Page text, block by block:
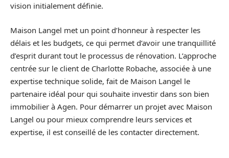
vision initialement définie.
Maison Langel met un point d’honneur à respecter les
délais et les budgets, ce qui permet d’avoir une tranquillité
d’esprit durant tout le processus de rénovation. L’approche
centrée sur le client de Charlotte Robache, associée à une
expertise technique solide, fait de Maison Langel le
partenaire idéal pour qui souhaite investir dans son bien
immobilier à Agen. Pour démarrer un projet avec Maison
Langel ou pour mieux comprendre leurs services et
expertise, il est conseillé de les contacter directement.